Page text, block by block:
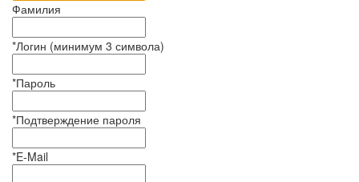
Фамилия
*Логин (минимум 3 символа)
*Пароль
*Подтверждение пароля
*E-Mail